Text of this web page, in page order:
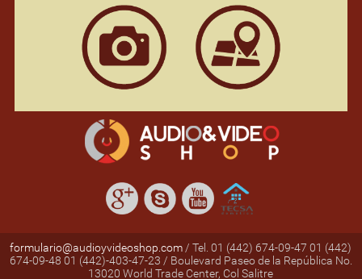
formulario@audioyvideoshop.com / Tel. 01 (442) 674-09-47 01 (442)
674-09-48 01 (442)-403-47-23 / Boulevard Paseo de la República No.
13020 World Trade Center, Col Salitre